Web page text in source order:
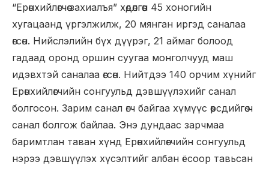
“Ерөнхийлөгчөө захиалъя” хөдөлгөөн 45 хоногийн
хугацаанд үргэлжилж, 20 мянган иргэд саналаа
өгсөн. Нийслэлийн бүх дүүрэг, 21 аймаг болоод
гадаад оронд оршин суугаа монголчууд маш
идэвхтэй саналаа өгсөн. Нийтдээ 140 орчим хүнийг
Ерөнхийлөгчийн сонгуульд дэвшүүлэхийг санал
болгосон. Зарим санал өгч байгаа хүмүүс өөрсдийгөө ч
санал болгож байлаа. Энэ дундаас зарчмаа
баримтлан таван хүнд Ерөнхийлөгчийн сонгуульд
нэрээ дэвшүүлэх хүсэлтийг албан ёсоор тавьсан